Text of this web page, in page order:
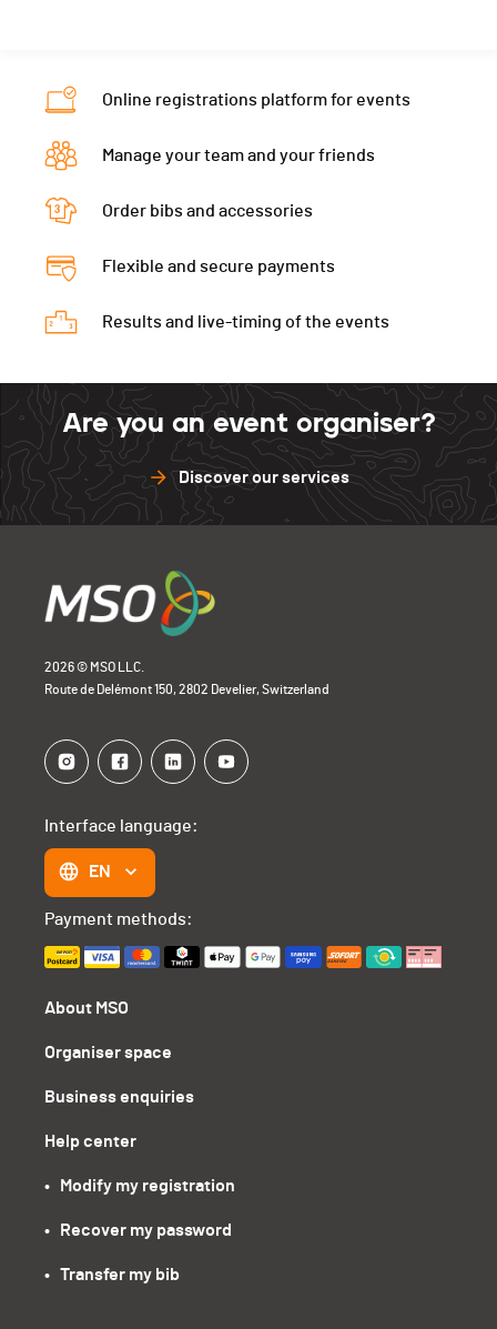
Online registrations platform for events
Manage your team and your friends
Order bibs and accessories
Flexible and secure payments
Results and live-timing of the events
Are you an event organiser?
Discover our services
2026 © MSO LLC.
Route de Delémont 150, 2802 Develier, Switzerland
About MSO
Organiser space
Business enquiries
Help center
•   Modify my registration
•   Recover my password
•   Transfer my bib
Interface language:
EN
Payment methods: